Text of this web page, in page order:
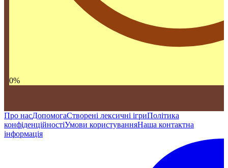
0%
Про насДопомогаСтворені лексичні ігриПолітика
конфіденційностіУмови користуванняНаша контактна
інформація